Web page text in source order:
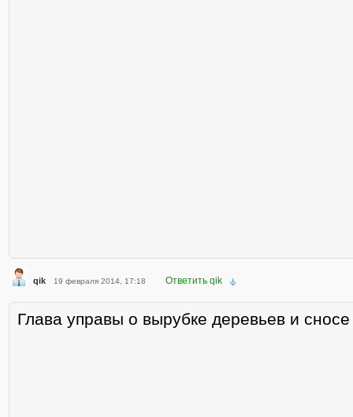
qik 19 февраля 2014, 17:18 Ответить qik
Глава управы о вырубке деревьев и